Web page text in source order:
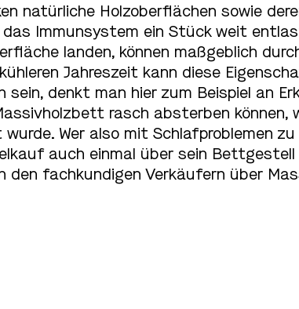
natürliche Holzoberflächen sowie
das Immunsystem ein Stück weit
landen, können maßgeblich
Jahreszeit kann diese
sein, denkt man hier zum Beispiel an
rasch absterben können,
Wer also mit Schlafproblemen
auch einmal über sein Bettgestell
den fachkundigen Verkäufern über